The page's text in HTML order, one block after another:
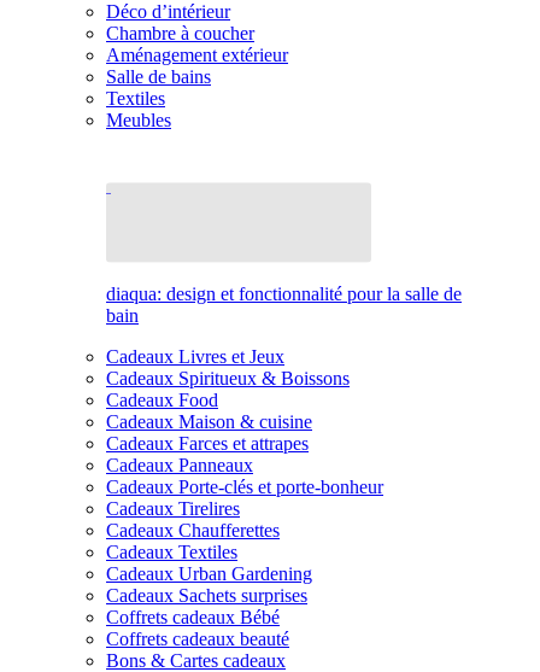
Déco d’intérieur
Chambre à coucher
Aménagement extérieur
Salle de bains
Textiles
Meubles
diaqua: design et fonctionnalité pour la salle de
bain
Cadeaux Livres et Jeux
Cadeaux Spiritueux & Boissons
Cadeaux Food
Cadeaux Maison & cuisine
Cadeaux Farces et attrapes
Cadeaux Panneaux
Cadeaux Porte-clés et porte-bonheur
Cadeaux Tirelires
Cadeaux Chaufferettes
Cadeaux Textiles
Cadeaux Urban Gardening
Cadeaux Sachets surprises
Coffrets cadeaux Bébé
Coffrets cadeaux beauté
Bons & Cartes cadeaux